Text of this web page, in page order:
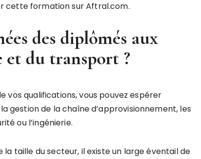
cette formation sur Aftral.com.
des diplômés aux
et du transport ?
vos qualifications, vous pouvez espérer
gestion de la chaîne d’approvisionnement, les
ou l’ingénierie.
taille du secteur, il existe un large éventail de